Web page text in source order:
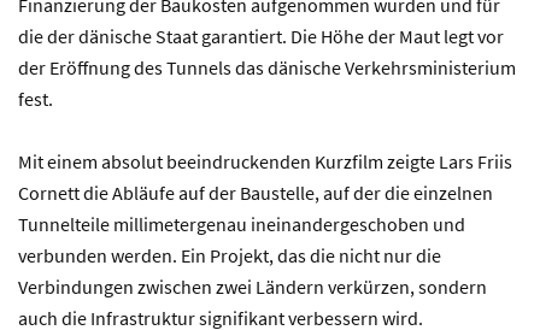
Finanzierung der Baukosten aufgenommen wurden und für
die der dänische Staat garantiert. Die Höhe der Maut legt vor
der Eröffnung des Tunnels das dänische Verkehrsministerium
fest.
Mit einem absolut beeindruckenden Kurzfilm zeigte Lars Friis
Cornett die Abläufe auf der Baustelle, auf der die einzelnen
Tunnelteile millimetergenau ineinandergeschoben und
verbunden werden. Ein Projekt, das die nicht nur die
Verbindungen zwischen zwei Ländern verkürzen, sondern
auch die Infrastruktur signifikant verbessern wird.